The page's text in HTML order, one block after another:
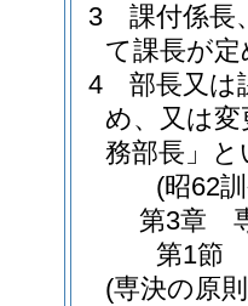
3
課付係長
て課長が
4
部長又は
め、又は
務部長」と
(昭62
第3章
第1節
(専決の原